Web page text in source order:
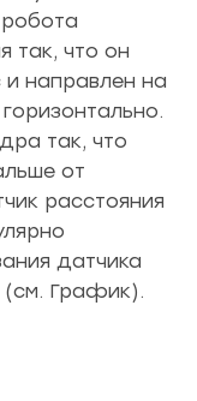
так, что он
и направлен на
так, что
от
расстояния
датчика
(см. График).